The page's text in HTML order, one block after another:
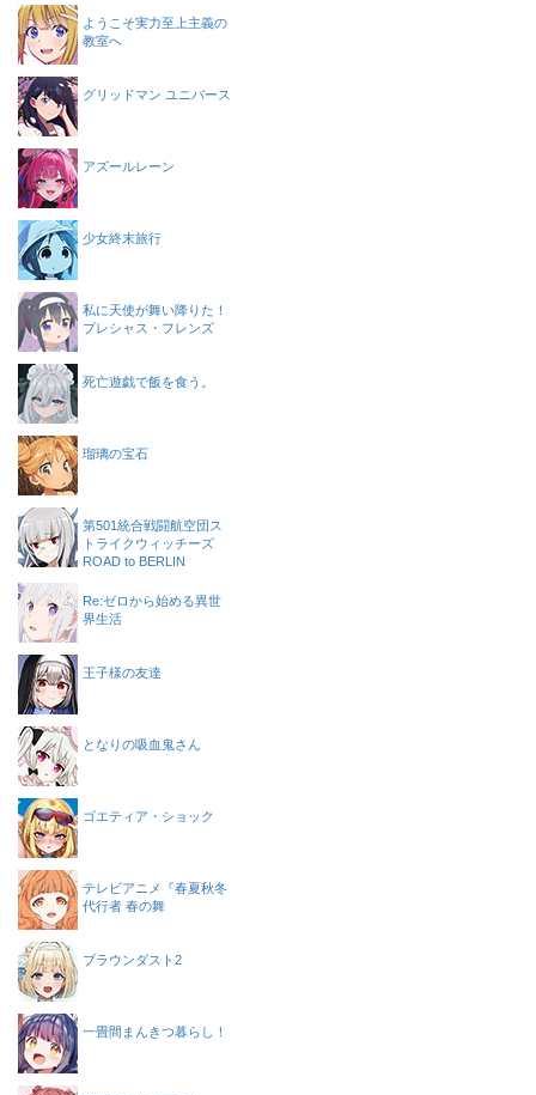
ようこそ実力至上主義の
教室へ
グリッドマン ユニバース
アズールレーン
少女終末旅行
私に天使が舞い降りた！
プレシャス・フレンズ
死亡遊戯で飯を食う。
瑠璃の宝石
第501統合戦闘航空団ス
トライクウィッチーズ
ROAD to BERLIN
Re:ゼロから始める異世
界生活
王子様の友達
となりの吸血鬼さん
ゴエティア・ショック
テレビアニメ『春夏秋冬
代行者 春の舞
ブラウンダスト2
一畳間まんきつ暮らし！